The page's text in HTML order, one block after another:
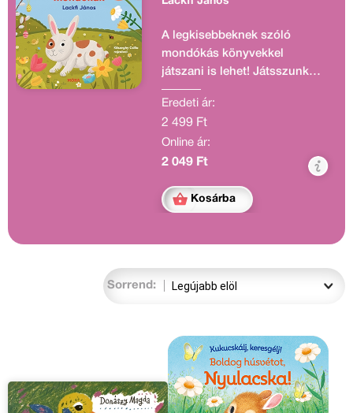
A legkisebbeknek szóló
mondókás könyvekkel
játszani is lehet! Játsszunk
most versekkel! Minden
mondóka egy-egy találós
kérdés. Lapozz egyet a
könyvben, és meglátod a
választ!
Eredeti ár:
2 499 Ft
Online ár:
2 049 Ft
Kosárba
Sorrend: